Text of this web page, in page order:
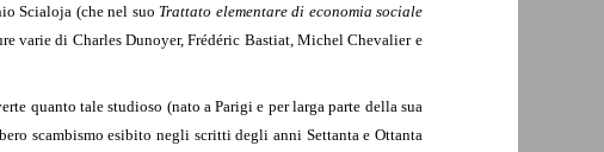
Scialoja (che nel suo Trattato elementare di economia sociale
varie di Charles Dunoyer, Frédéric Bastiat, Michel Chevalier e
quanto tale studioso (nato a Parigi e per larga parte della sua
scambismo esibito negli scritti degli anni Settanta e Ottanta